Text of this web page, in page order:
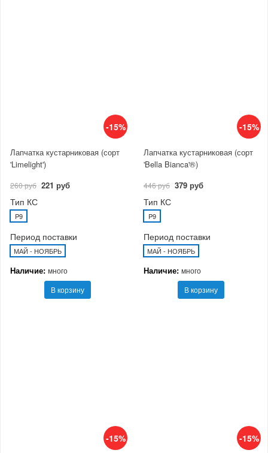
-15%
Лапчатка кустарниковая (сорт
'Limelight')
260 руб 221 руб
Тип КС
P9
Период поставки
МАЙ - НОЯБРЬ
Наличие: много
В корзину
-15%
Лапчатка кустарниковая (сорт
'Bella Bianca'®)
446 руб 379 руб
Тип КС
P9
Период поставки
МАЙ - НОЯБРЬ
Наличие: много
В корзину
-15% -15%